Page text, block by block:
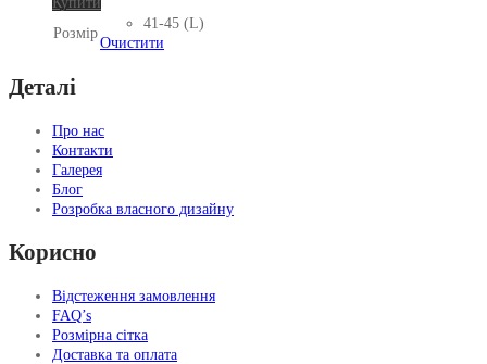
товар
має
вибрати
на
сторінці
Розмір
41-45 (L)
Очистити
Деталі
Про нас
Контакти
Галерея
Блог
Розробка власного дизайну
Корисно
Відстеження замовлення
FAQ’s
Розмірна сітка
Доставка та оплата